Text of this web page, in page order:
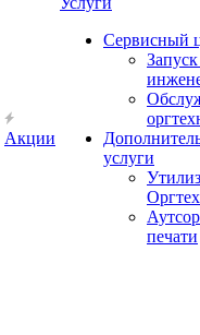
Акции
Сервисный
услуги
печати